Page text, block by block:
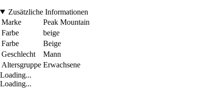
Zusätzliche Informationen
Marke
Peak Mountain
Farbe
beige
Farbe
Beige
Geschlecht
Mann
Altersgruppe Erwachsene
Loading...
Loading...